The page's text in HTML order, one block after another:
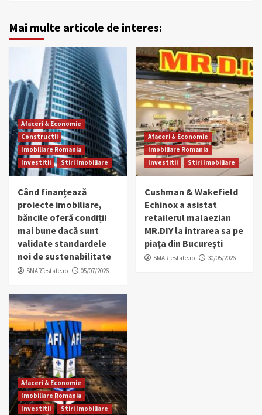
Mai multe articole de interes:
Afaceri & Economie
Constructii
Imobiliare Romania
Investitii
Stiri Imobiliare
Când finanțează
proiecte imobiliare,
băncile oferă condiții
mai bune dacă sunt
validate standardele
noi de sustenabilitate
SMARTestate.ro 05/07/2026
Afaceri & Economie
Imobiliare Romania
Investitii
Stiri Imobiliare
Cushman & Wakefield
Echinox a asistat
retailerul malaezian
MR.DIY la intrarea sa pe
piața din București
SMARTestate.ro 30/05/2026
Afaceri & Economie
Imobiliare Romania
Investitii
Stiri Imobiliare